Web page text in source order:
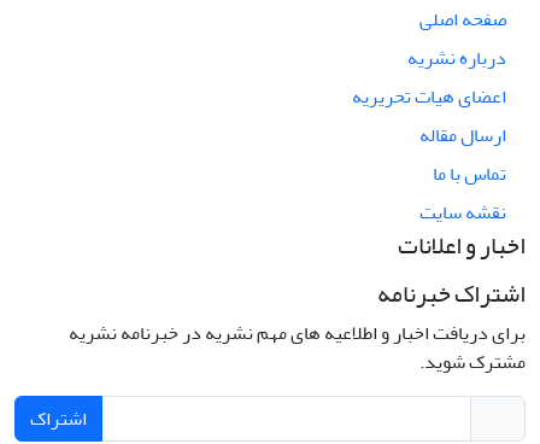
صفحه اصلی
درباره نشریه
اعضای هیات تحریریه
ارسال مقاله
تماس با ما
نقشه سایت
اخبار و اعلانات
اشتراک خبرنامه
برای دریافت اخبار و اطلاعیه های مهم نشریه در خبرنامه نشریه
مشترک شوید.
اشتراک